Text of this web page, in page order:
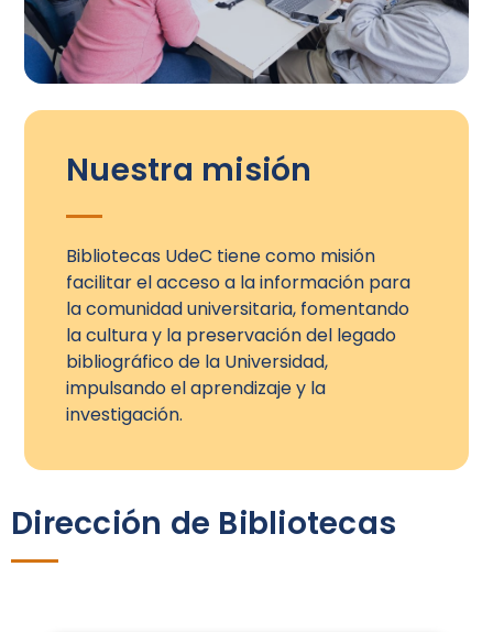
Nuestra misión
Bibliotecas UdeC tiene como misión
facilitar el acceso a la información para
la comunidad universitaria, fomentando
la cultura y la preservación del legado
bibliográfico de la Universidad,
impulsando el aprendizaje y la
investigación.
Dirección de Bibliotecas